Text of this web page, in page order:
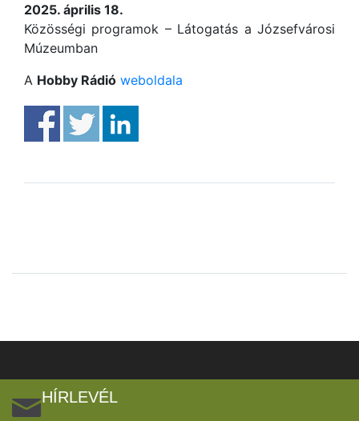
2025. április 18.
Közösségi programok – Látogatás a Józsefvárosi
Múzeumban
A Hobby Rádió weboldala
HÍRLEVÉL